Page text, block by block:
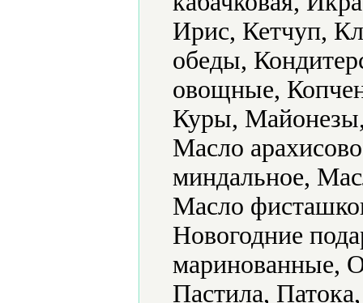
Ирис, Кетчуп,
обеды,
овощные,
Куры,
Масло
миндальное,
Масло
Новогодние
маринованные,
Пастила,